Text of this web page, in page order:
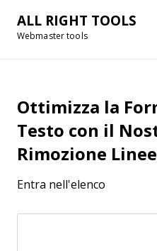
ALL RIGHT TOOLS
Webmaster tools
Ottimizza la
Testo con il
Rimozione Linee
Entra nell'elenco